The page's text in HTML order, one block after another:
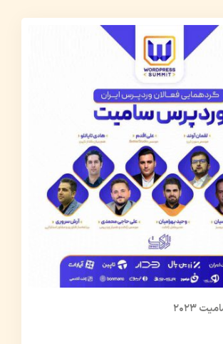
2023